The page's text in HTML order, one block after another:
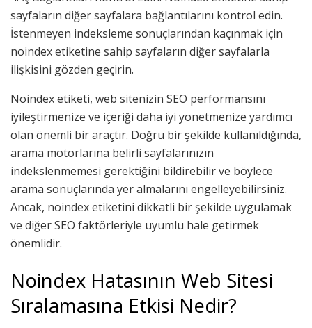
sayfaların diğer sayfalara bağlantılarını kontrol edin.
İstenmeyen indeksleme sonuçlarından kaçınmak için
noindex etiketine sahip sayfaların diğer sayfalarla
ilişkisini gözden geçirin.
Noindex etiketi, web sitenizin SEO performansını
iyileştirmenize ve içeriği daha iyi yönetmenize yardımcı
olan önemli bir araçtır. Doğru bir şekilde kullanıldığında,
arama motorlarına belirli sayfalarınızın
indekslenmemesi gerektiğini bildirebilir ve böylece
arama sonuçlarında yer almalarını engelleyebilirsiniz.
Ancak, noindex etiketini dikkatli bir şekilde uygulamak
ve diğer SEO faktörleriyle uyumlu hale getirmek
önemlidir.
Noindex Hatasının Web Sitesi
Sıralamasına Etkisi Nedir?